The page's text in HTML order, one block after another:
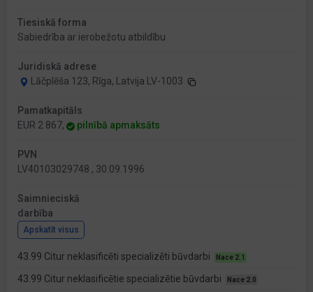
Tiesiskā forma
Sabiedrība ar ierobežotu atbildību
Juridiskā adrese
Lāčplēša 123, Rīga, Latvija LV-1003
Pamatkapitāls
EUR 2 867,
pilnībā apmaksāts
PVN
LV40103029748 , 30.09.1996
Saimnieciskā
darbība
Apskatīt visus
43.99 Citur neklasificēti specializēti būvdarbi Nace 2.1
43.99 Citur neklasificētie specializētie būvdarbi Nace 2.0